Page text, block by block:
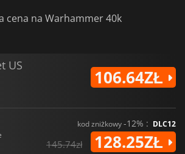
cena na Warhammer 40k
US
106.64ZŁ
kod zniżkowy-12% : DLC12
145.74zł 128.25ZŁ